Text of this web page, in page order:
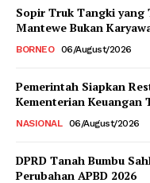
Sopir Truk Tangki yang
Mantewe Bukan
BORNEO 06/August/2026
Pemerintah Siapkan
Kementerian Keuangan
NASIONAL 06/August/2026
DPRD Tanah Bumbu
Perubahan APBD 2026